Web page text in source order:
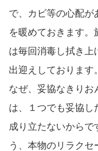
で、カビ等の心配が
を暖めておきます
は毎回消毒し拭き上
出迎えしております。
なぜ、妥協なきりお
は、１つでも妥協し
成り立たないからで
う、本物のリラク